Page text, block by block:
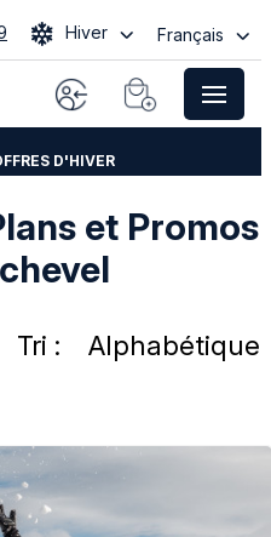
Hiver Français
D'HIVER
et Promos
Tri : Alphabétique